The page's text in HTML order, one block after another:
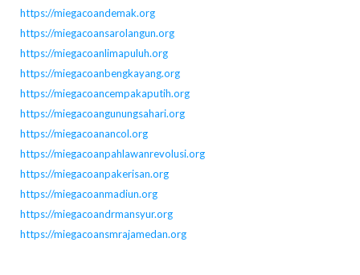
https://miegacoandemak.org
https://miegacoansarolangun.org
https://miegacoanlimapuluh.org
https://miegacoanbengkayang.org
https://miegacoancempakaputih.org
https://miegacoangunungsahari.org
https://miegacoanancol.org
https://miegacoanpahlawanrevolusi.org
https://miegacoanpakerisan.org
https://miegacoanmadiun.org
https://miegacoandrmansyur.org
https://miegacoansmrajamedan.org